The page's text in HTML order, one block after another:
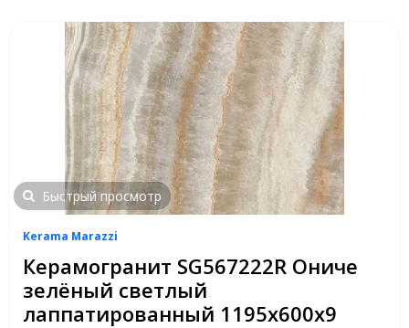
Быстрый просмотр
Kerama Marazzi
Керамогранит SG567222R Ониче
зелёный светлый
лаппатированный 1195х600х9